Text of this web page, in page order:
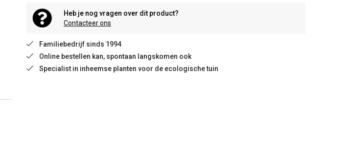
Heb je nog vragen over dit product?
Contacteer ons
Familiebedrijf sinds 1994
Online bestellen kan, spontaan langskomen ook
Specialist in inheemse planten voor de ecologische tuin